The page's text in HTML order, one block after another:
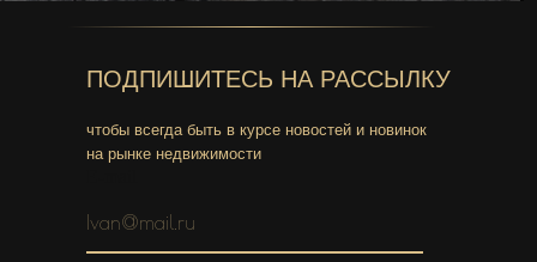
ПОДПИШИТЕCЬ НА РАССЫЛКУ
чтобы всегда быть в курсе новостей и новинок
на рынке недвижимости